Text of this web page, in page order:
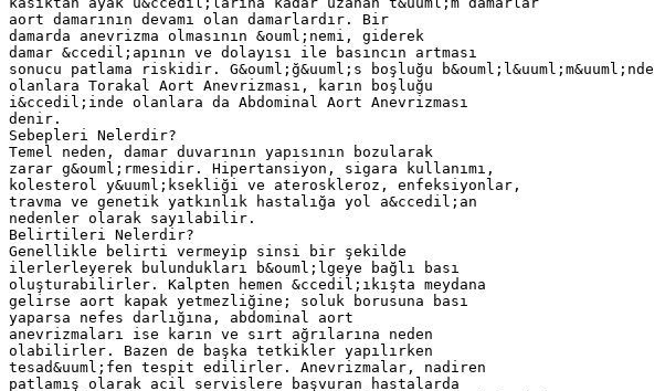
aort damarının devamı olan damarlardır. Bir
damarda anevrizma olmasının &ouml;nemi, giderek
damar &ccedil;apının ve dolayısı ile basıncın artması
sonucu patlama riskidir. G&ouml;ğ&uuml;s boşluğu b&ouml;l&uuml;m&uuml;nde
olanlara Torakal Aort Anevrizması, karın boşluğu
i&ccedil;inde olanlara da Abdominal Aort Anevrizması
denir.
Sebepleri Nelerdir?
Temel neden, damar duvarının yapısının bozularak
zarar g&ouml;rmesidir. Hipertansiyon, sigara kullanımı,
kolesterol y&uuml;ksekliği ve ateroskleroz, enfeksiyonlar,
travma ve genetik yatkınlık hastalığa yol a&ccedil;an
nedenler olarak sayılabilir.
Belirtileri Nelerdir?
Genellikle belirti vermeyip sinsi bir şekilde
ilerlerleyerek bulundukları b&ouml;lgeye bağlı bası
oluşturabilirler. Kalpten hemen &ccedil;ıkışta meydana
gelirse aort kapak yetmezliğine; soluk borusuna bası
yaparsa nefes darlığına, abdominal aort
anevrizmaları ise karın ve sırt ağrılarına neden
olabilirler. Bazen de başka tetkikler yapılırken
tesad&uuml;fen tespit edilirler. Anevrizmalar, nadiren
patlamış olarak acil servislere başvuran hastalarda